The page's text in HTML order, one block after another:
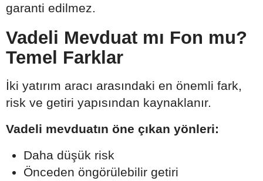
garanti edilmez.
Vadeli Mevduat mı Fon mu?
Temel Farklar
İki yatırım aracı arasındaki en önemli fark,
risk ve getiri yapısından kaynaklanır.
Vadeli mevduatın öne çıkan yönleri:
Daha düşük risk
Önceden öngörülebilir getiri